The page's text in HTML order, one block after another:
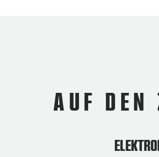
AUF DEN